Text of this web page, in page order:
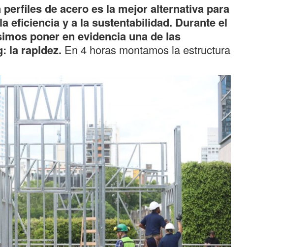
de acero es la mejor alternativa para
eficiencia y a la sustentabilidad. Durante el
poner en evidencia una de las
: la rapidez. En 4 horas montamos la estructura